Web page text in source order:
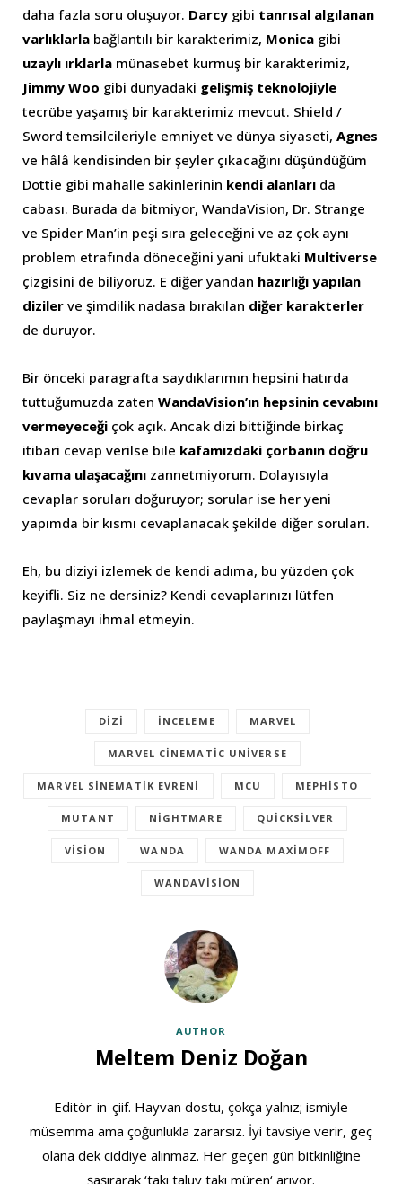
daha fazla soru oluşuyor. Darcy gibi tanrısal algılanan
varlıklarla bağlantılı bir karakterimiz, Monica gibi
uzaylı ırklarla münasebet kurmuş bir karakterimiz,
Jimmy Woo gibi dünyadaki gelişmiş teknolojiyle
tecrübe yaşamış bir karakterimiz mevcut. Shield /
Sword temsilcileriyle emniyet ve dünya siyaseti, Agnes
ve hâlâ kendisinden bir şeyler çıkacağını düşündüğüm
Dottie gibi mahalle sakinlerinin kendi alanları da
cabası. Burada da bitmiyor, WandaVision, Dr. Strange
ve Spider Man’in peşi sıra geleceğini ve az çok aynı
problem etrafında döneceğini yani ufuktaki Multiverse
çizgisini de biliyoruz. E diğer yandan hazırlığı yapılan
diziler ve şimdilik nadasa bırakılan diğer karakterler
de duruyor.
Bir önceki paragrafta saydıklarımın hepsini hatırda
tuttuğumuzda zaten WandaVision’ın hepsinin cevabını
vermeyeceği çok açık. Ancak dizi bittiğinde birkaç
itibari cevap verilse bile kafamızdaki çorbanın doğru
kıvama ulaşacağını zannetmiyorum. Dolayısıyla
cevaplar soruları doğuruyor; sorular ise her yeni
yapımda bir kısmı cevaplanacak şekilde diğer soruları.
Eh, bu diziyi izlemek de kendi adıma, bu yüzden çok
keyifli. Siz ne dersiniz? Kendi cevaplarınızı lütfen
paylaşmayı ihmal etmeyin.
DIZI INCELEME MARVEL
MARVEL CINEMATIC UNIVERSE
MARVEL SINEMATIK EVRENI MCU MEPHISTO
MUTANT NIGHTMARE QUICKSILVER
VISION WANDA WANDA MAXIMOFF
WANDAVISION
AUTHOR
Meltem Deniz Doğan
Editör-in-çiif. Hayvan dostu, çokça yalnız; ismiyle
müsemma ama çoğunlukla zararsız. İyi tavsiye verir, geç
olana dek ciddiye alınmaz. Her geçen gün bitkinliğine
şaşırarak ‘takı taluy takı müren‘ arıyor.